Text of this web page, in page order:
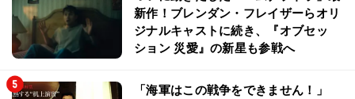
新作！ブレンダン・フレイザーらオリ
ジナルキャストに続き、『オブセッ
ション 災愛』の新星も参戦へ
「海軍はこの戦争をできません！」